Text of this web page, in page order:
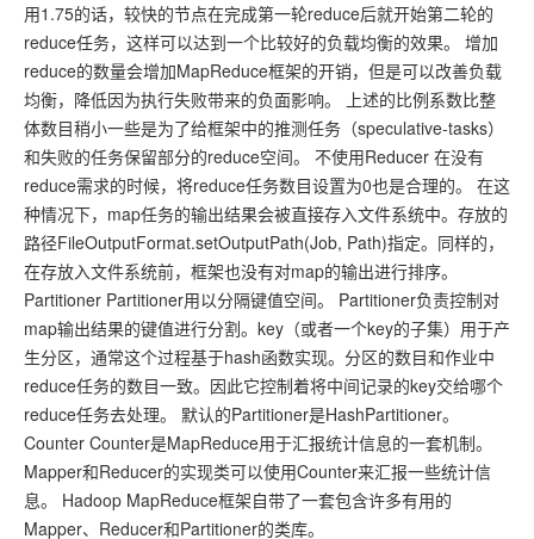
用1.75的话，较快的节点在完成第一轮reduce后就开始第二轮的
reduce任务，这样可以达到一个比较好的负载均衡的效果。 增加
reduce的数量会增加MapReduce框架的开销，但是可以改善负载
均衡，降低因为执行失败带来的负面影响。 上述的比例系数比整
体数目稍小一些是为了给框架中的推测任务（speculative-tasks）
和失败的任务保留部分的reduce空间。 不使用Reducer 在没有
reduce需求的时候，将reduce任务数目设置为0也是合理的。 在这
种情况下，map任务的输出结果会被直接存入文件系统中。存放的
路径FileOutputFormat.setOutputPath(Job, Path)指定。同样的，
在存放入文件系统前，框架也没有对map的输出进行排序。
Partitioner Partitioner用以分隔键值空间。 Partitioner负责控制对
map输出结果的键值进行分割。key（或者一个key的子集）用于产
生分区，通常这个过程基于hash函数实现。分区的数目和作业中
reduce任务的数目一致。因此它控制着将中间记录的key交给哪个
reduce任务去处理。 默认的Partitioner是HashPartitioner。
Counter Counter是MapReduce用于汇报统计信息的一套机制。
Mapper和Reducer的实现类可以使用Counter来汇报一些统计信
息。 Hadoop MapReduce框架自带了一套包含许多有用的
Mapper、Reducer和Partitioner的类库。